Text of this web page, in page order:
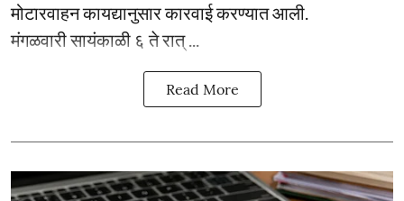
मोटारवाहन कायद्यानुसार कारवाई करण्यात आली.
मंगळवारी सायंकाळी ६ ते रात् ...
Read More